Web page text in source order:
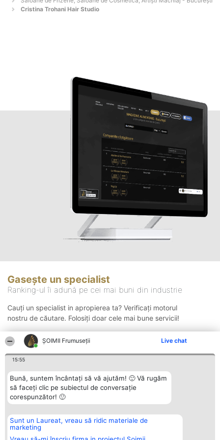
ȘOIMII Frumuseții Live chat
15:55
Bună, suntem încântați să vă ajutăm! 🙂 Vă rugăm
să faceți clic pe subiectul de conversație
corespunzător! 🙂
Sunt un Laureat, vreau să ridic materiale de
marketing
Cristina Trohani Hair Studio
Gasește un specialist
Ranking-ul îi adună pe cei mai buni din industrie
Cauți un specialist in apropierea ta? Verificați motorul
nostru de căutare. Folosiți doar cele mai bune servicii!
Organizator Ranking
BRIGHT SOLUTIONS BR SRL
Aleea Timisul De Sus 2 Bl. A30
Plebiscyt
Lista Tuturor
Contact